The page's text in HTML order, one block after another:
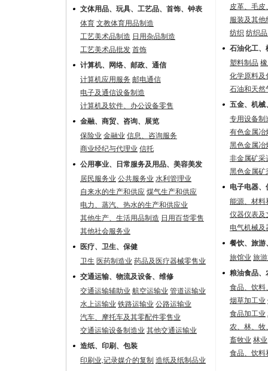
文体用品、玩具、工艺品、首饰、钟表
体育 文教体育用品制造
工艺美术品制造 日用杂品制造
工艺美术品批发 首饰
计算机、网络、邮政、通信
计算机应用服务 邮电通信
电子及通信设备制造
计算机及软件、办公设备零售
金融、商贸、咨询、展览
保险业 金融业 信息、咨询服务
商业经纪与代理业 信托
公用事业、日常服务及用品、美容美发
居民服务业 公共服务业 水利管理业
自来水的生产和供应 煤气生产和供应
电力、蒸汽、热水的生产和供应业
其他生产、生活用品制造 日用百货零售
其他社会服务业
医疗、卫生、保健
卫生 医药制造业 药品及医疗器械零售业
交通运输、物流及设备、维修
交通运输辅助业 航空运输业 管道运输业
水上运输业 铁路运输业 公路运输业
汽车、摩托车及其零配件零售业
交通运输设备制造业 其他交通运输业
造纸、印刷、包装
印刷业,记录媒介的复制 造纸及纸制品业
皮革、毛皮
服装及其他
纺织 纺织
石油化工、
塑料制品
化学原料及
石油和天然
五金、机械
专用设备制
有色金属冶
黑色金属冶
非金属矿采
黑色金属矿
电子电器、
能源、材料
仪器仪表及
电气机械及
餐饮、旅游
旅馆业 旅
粮油食品、
食品、饮料
烟草加工业
食品加工业
农、林、牧
畜牧业 林业
食品、饮料